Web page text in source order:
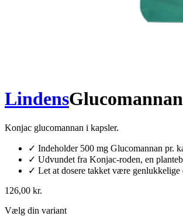
Lindens
Konjac glucomannan i kapsler.
✓ Indeholder 500 mg Glucomannan pr.
✓ Udvundet fra Konjac-roden, en
✓ Let at dosere takket være genlukkelige
126,00 kr.
Vælg din variant